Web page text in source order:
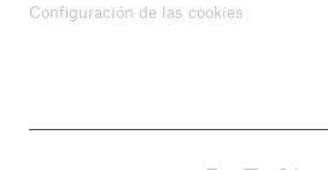
Configuración de las cookies